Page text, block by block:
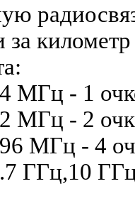
МГц - 1
МГц - 2
МГц - 4
ГГц,10